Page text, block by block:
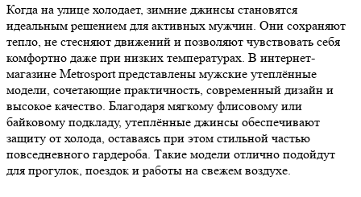
Когда на улице холодает, зимние джинсы становятся
идеальным решением для активных мужчин. Они сохраняют
тепло, не стесняют движений и позволяют чувствовать себя
комфортно даже при низких температурах. В интернет-
магазине Metrosport представлены мужские утеплённые
модели, сочетающие практичность, современный дизайн и
высокое качество. Благодаря мягкому флисовому или
байковому подкладу, утеплённые джинсы обеспечивают
защиту от холода, оставаясь при этом стильной частью
повседневного гардероба. Такие модели отлично подойдут
для прогулок, поездок и работы на свежем воздухе.